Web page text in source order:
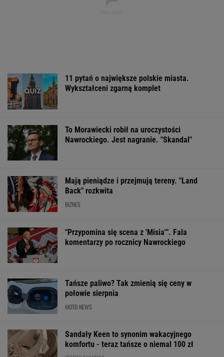
11 pytań o największe polskie miasta.
Wykształceni zgarną komplet
To Morawiecki robił na uroczystości
Nawrockiego. Jest nagranie. "Skandal"
Mają pieniądze i przejmują tereny. "Land
Back" rozkwita
BIZNES
"Przypomina się scena z 'Misia'". Fala
komentarzy po rocznicy Nawrockiego
Tańsze paliwo? Tak zmienią się ceny w
połowie sierpnia
MOTO NEWS
Sandały Keen to synonim wakacyjnego
komfortu - teraz tańsze o niemal 100 zł